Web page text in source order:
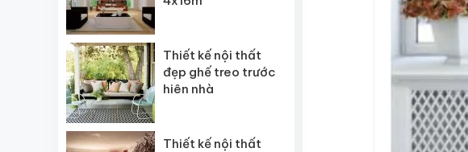
Thiết kế nội thất
đẹp ghế treo trước
hiên nhà
Thiết kế nội thất